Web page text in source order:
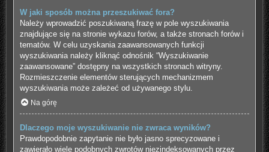
W jaki sposób można przeszukiwać fora?
Należy wprowadzić poszukiwaną frazę w pole wyszukiwania
znajdujące się na stronie wykazu forów, a także stronach forów i
tematów. W celu uzyskania zaawansowanych funkcji
wyszukiwania należy kliknąć odnośnik “Wyszukiwanie
zaawansowane” dostępny na wszystkich stronach witryny.
Rozmieszczenie elementów sterujących mechanizmem
wyszukiwania może zależeć od używanego stylu.
Na górę
Dlaczego moje wyszukiwanie nie zwraca wyników?
Prawdopodobnie zapytanie nie było jasno sprecyzowane i
zawierało wiele podobnych zwrotów niezindeksowanych przez